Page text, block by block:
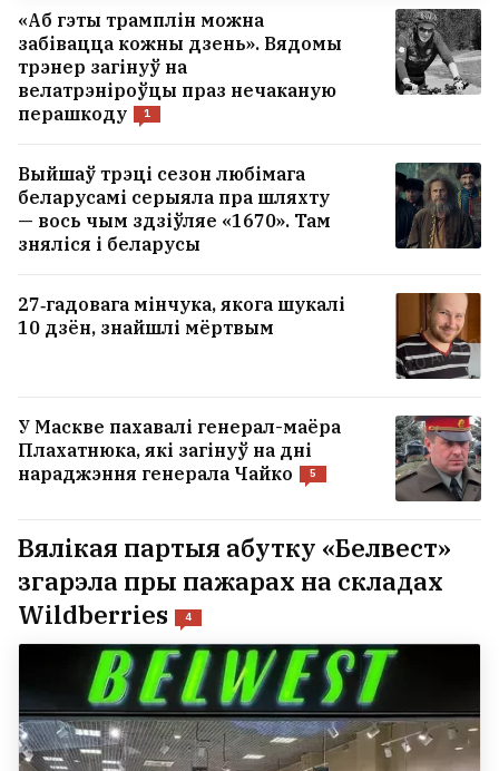
«Аб гэты трамплін можна
забівацца кожны дзень». Вядомы
трэнер загінуў на
велатрэніроўцы праз нечаканую
перашкоду
1
Выйшаў трэці сезон любімага
беларусамі серыяла пра шляхту
— вось чым здзіўляе «1670». Там
зняліся і беларусы
27‑гадовага мінчука, якога шукалі
10 дзён, знайшлі мёртвым
У Маскве пахавалі генерал-маёра
Плахатнюка, які загінуў на дні
нараджэння генерала Чайко
5
Вялікая партыя абутку «Белвест»
згарэла пры пажарах на складах
Wildberries
4